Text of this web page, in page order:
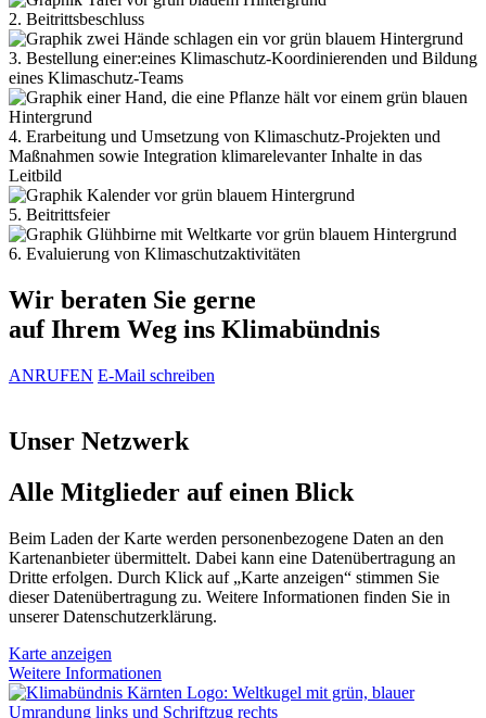
2. Beitrittsbeschluss
3. Bestellung einer:eines Klimaschutz-Koordinierenden und Bildung
eines Klimaschutz-Teams
4. Erarbeitung und Umsetzung von Klimaschutz-Projekten und
Maßnahmen sowie Integration klimarelevanter Inhalte in das
Leitbild
5. Beitrittsfeier
6. Evaluierung von Klimaschutzaktivitäten
Wir beraten Sie gerne
auf Ihrem Weg ins Klimabündnis
ANRUFEN E-Mail schreiben
Unser Netzwerk
Alle Mitglieder auf einen Blick
Beim Laden der Karte werden personenbezogene Daten an den
Kartenanbieter übermittelt. Dabei kann eine Datenübertragung an
Dritte erfolgen. Durch Klick auf „Karte anzeigen“ stimmen Sie
dieser Datenübertragung zu. Weitere Informationen finden Sie in
unserer Datenschutzerklärung.
Karte anzeigen
Weitere Informationen